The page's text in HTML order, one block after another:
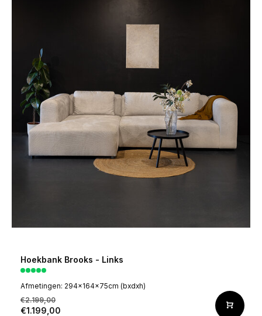
Hoekbank Brooks - Links
Afmetingen: 294x164x75cm (bxdxh)
€2.199,00
€1.199,00